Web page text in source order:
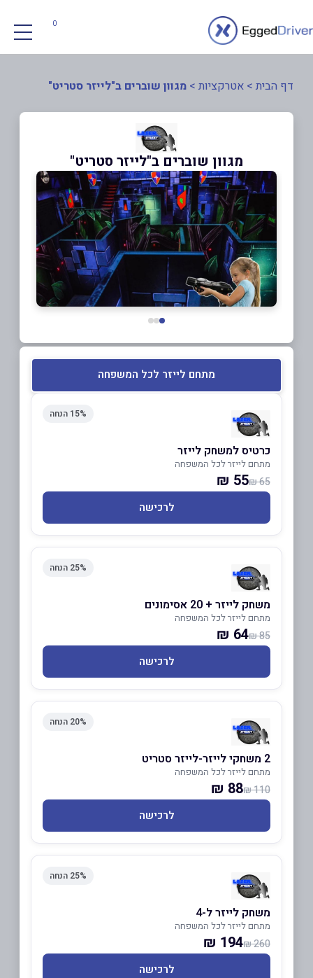
0
דף הבית > אטרקציות > מגוון שוברים ב"לייזר סטריט"
מגוון שוברים ב"לייזר סטריט"
מתחם לייזר לכל המשפחה
15% הנחה
כרטיס למשחק לייזר
מתחם לייזר לכל המשפחה
65 ₪
55 ₪
לרכישה
25% הנחה
משחק לייזר + 20 אסימונים
מתחם לייזר לכל המשפחה
85 ₪
64 ₪
לרכישה
20% הנחה
2 משחקי לייזר-לייזר סטריט
מתחם לייזר לכל המשפחה
110 ₪
88 ₪
לרכישה
25% הנחה
משחק לייזר ל-4
מתחם לייזר לכל המשפחה
260 ₪
194 ₪
לרכישה